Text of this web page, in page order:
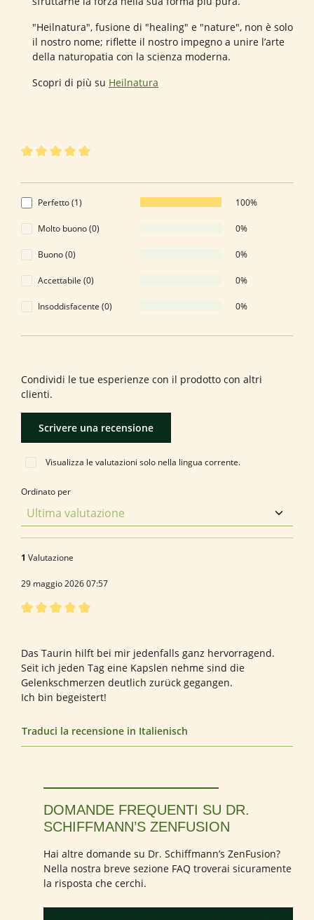
"Heilnatura", fusione di "healing" e "nature", non è solo
il nostro nome; riflette il nostro impegno a unire l’arte
della naturopatia con la scienza moderna.
Scopri di più su Heilnatura
Perfetto (1) 100%
Molto buono (0) 0%
Buono (0) 0%
Accettabile (0) 0%
Insoddisfacente (0) 0%
Condividi le tue esperienze con il prodotto con altri
clienti.
Scrivere una recensione
Visualizza le valutazioni solo nella lingua corrente.
Ordinato per
1 Valutazione
29 maggio 2026 07:57
Das Taurin hilft bei mir jedenfalls ganz hervorragend.
Seit ich jeden Tag eine Kapslen nehme sind die
Gelenkschmerzen deutlich zurück gegangen.
Ich bin begeistert!
Traduci la recensione in Italienisch
DOMANDE FREQUENTI SU DR.
SCHIFFMANN’S ZENFUSION
Hai altre domande su Dr. Schiffmann’s ZenFusion?
Nella nostra breve sezione FAQ troverai sicuramente
la risposta che cerchi.